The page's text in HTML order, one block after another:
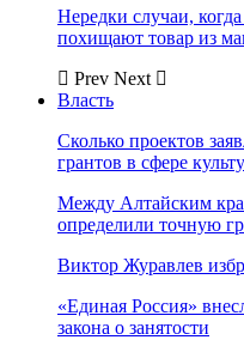
Нередки случаи,
похищают товар из
Prev Next
Власть
Сколько проектов
грантов в сфере
Между Алтайским
определили точную
Виктор Журавлев
«Единая Россия»
закона о занятости